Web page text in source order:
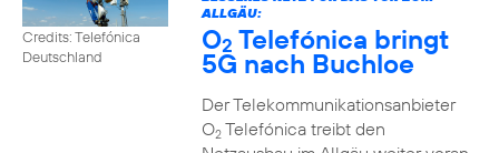
Credits: Telefónica
Deutschland
ALLGÄU:
O2 Telefónica bringt
5G nach Buchloe
Der Telekommunikationsanbieter
O2Telefónica treibt den